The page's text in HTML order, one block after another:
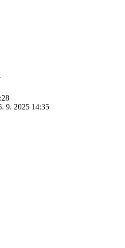
9. 2025 14:35